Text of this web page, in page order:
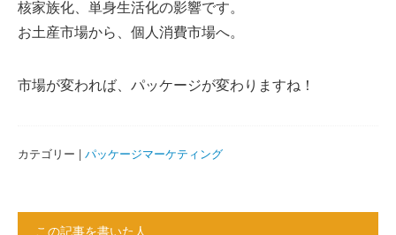
核家族化、単身生活化の影響です。
お土産市場から、個人消費市場へ。
市場が変われば、パッケージが変わりますね！
カテゴリー | パッケージマーケティング
この記事を書いた人